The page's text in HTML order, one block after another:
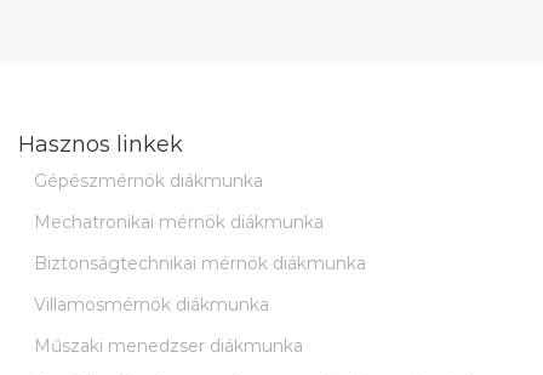
Hasznos linkek
Gépészmérnök diákmunka
Mechatronikai mérnök diákmunka
Biztonságtechnikai mérnök diákmunka
Villamosmérnök diákmunka
Műszaki menedzser diákmunka